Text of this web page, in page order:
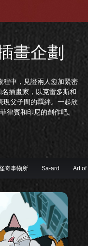
畫企劃
程中，見證兩人愈加緊密
插畫家，以克雷多斯和
現父子間的羈絆。一起欣
律賓和印尼的創作吧。
奇事物所 Sa-ard Art